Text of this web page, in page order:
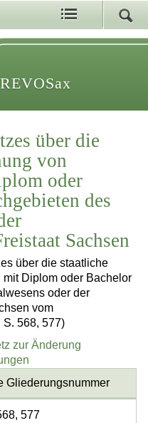
REVOSax
über die
von
oder
des
Sachsen
über die staatliche
Diplom oder Bachelor
oder der
vom
S. 568, 577)
zur Änderung
Gliederungsnummer
577